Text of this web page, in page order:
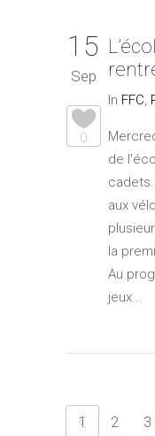
15
Sep
0
In FFC,
de
aux
la
Au
jeux...
1 2 3